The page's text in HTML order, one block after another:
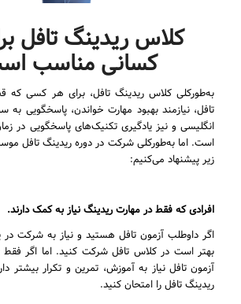
کلاس ریدینگ تافل
کسانی مناسب
به‌طورکلی کلاس ریدینگ تافل، برای هر کسی
تافل، نیازمند بهبود مهارت خواندن، پاسخگویی به
انگلیسی و نیز یادگیری تکنیک‌های پاسخگویی در
است. اما به‌طورکلی شرکت در دوره ریدینگ تافل
زیر پیشنهاد می‌کنیم:
افرادی که فقط در مهارت ریدینگ نیاز به کمک دارند.
اگر داوطلب آزمون تافل هستید و نیاز به شرکت در
بهتر است در کلاس تافل شرکت کنید. اما اگر فقط
آزمون تافل نیاز به آموزش، تمرین و تکرار بیشتر
ریدینگ تافل را امتحان کنید.